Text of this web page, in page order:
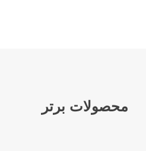
محصولات برتر